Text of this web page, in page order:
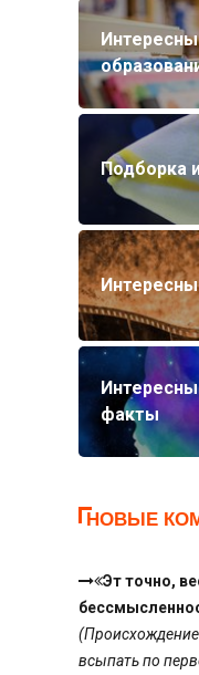
Подборка
факты
НОВЫЕ
Эт точно,
всыпать по